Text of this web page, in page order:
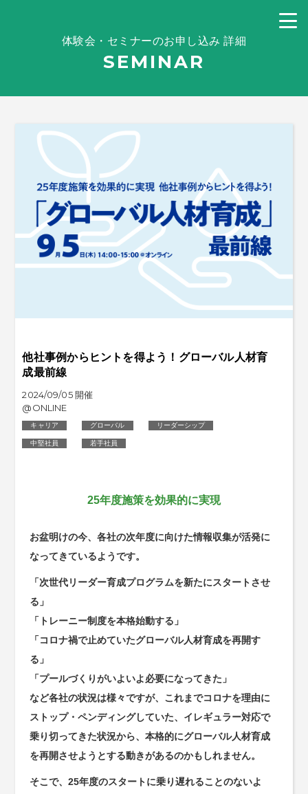
体験会・セミナーのお申し込み 詳細
SEMINAR
他社事例からヒントを得よう！グローバル人材育
成最前線
2024/09/05 開催
@ONLINE
キャリア グローバル リーダーシップ
中堅社員 若手社員
25年度施策を効果的に実現
お盆明けの今、各社の次年度に向けた情報収集が活発に
なってきているようです。
「次世代リーダー育成プログラムを新たにスタートさせ
る」
「トレーニー制度を本格始動する」
「コロナ禍で止めていたグローバル人材育成を再開す
る」
「プールづくりがいよいよ必要になってきた」
など各社の状況は様々ですが、これまでコロナを理由に
ストップ・ペンディングしていた、イレギュラー対応で
乗り切ってきた状況から、本格的にグローバル人材育成
を再開させようとする動きがあるのかもしれません。
そこで、25年度のスタートに乗り遅れることのないよ